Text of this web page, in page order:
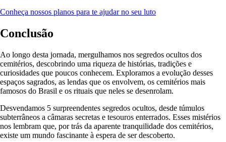
Conheça nossos planos para te ajudar no seu luto
Conclusão
Ao longo desta jornada, mergulhamos nos segredos ocultos dos
cemitérios, descobrindo uma riqueza de histórias, tradições e
curiosidades que poucos conhecem. Exploramos a evolução desses
espaços sagrados, as lendas que os envolvem, os cemitérios mais
famosos do Brasil e os rituais que neles se desenrolam.
Desvendamos 5 surpreendentes segredos ocultos, desde túmulos
subterrâneos a câmaras secretas e tesouros enterrados. Esses mistérios
nos lembram que, por trás da aparente tranquilidade dos cemitérios,
existe um mundo fascinante à espera de ser descoberto.